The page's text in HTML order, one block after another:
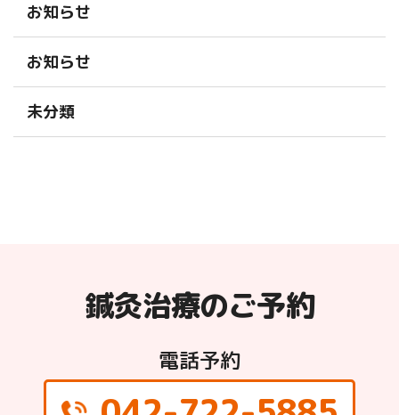
お知らせ
お知らせ
未分類
鍼灸治療のご予約
電話予約